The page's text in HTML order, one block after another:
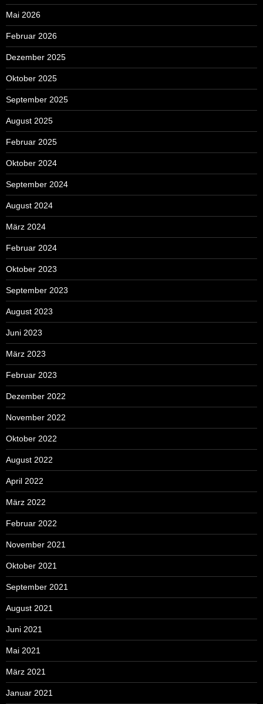
Mai 2026
Februar 2026
Dezember 2025
Oktober 2025
September 2025
August 2025
Februar 2025
Oktober 2024
September 2024
August 2024
März 2024
Februar 2024
Oktober 2023
September 2023
August 2023
Juni 2023
März 2023
Februar 2023
Dezember 2022
November 2022
Oktober 2022
August 2022
April 2022
März 2022
Februar 2022
November 2021
Oktober 2021
September 2021
August 2021
Juni 2021
Mai 2021
März 2021
Januar 2021